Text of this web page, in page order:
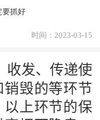
要抓好
时间：2023-03-15
收发、传递使
毁的等环节
上环节的保